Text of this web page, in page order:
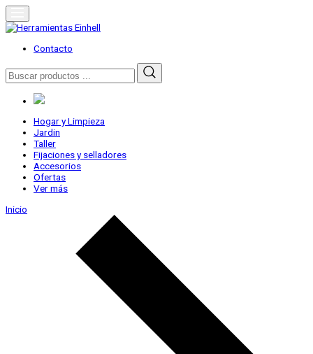
Skip
to
content
Herramientas Einhell
Distribuidor Oficial
Contacto
Buscar
por:
Hogar y Limpieza
Jardin
Taller
Fijaciones y selladores
Accesorios
Ofertas
Ver más
Inicio